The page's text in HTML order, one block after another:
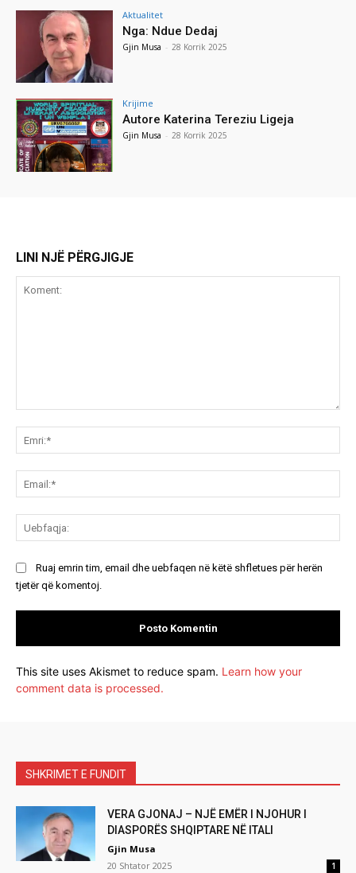
Aktualitet
Nga: Ndue Dedaj
Gjin Musa - 28 Korrik 2025
Krijime
Autore Katerina Tereziu Ligeja
Gjin Musa - 28 Korrik 2025
LINI NJË PËRGJIGJE
Ruaj emrin tim, email dhe uebfaqen në këtë shfletues për herën
tjetër që komentoj.
This site uses Akismet to reduce spam. Learn how your
comment data is processed.
SHKRIMET E FUNDIT
VERA GJONAJ – NJË EMËR I NJOHUR I
DIASPORËS SHQIPTARE NË ITALI
Gjin Musa
20 Shtator 2025
1